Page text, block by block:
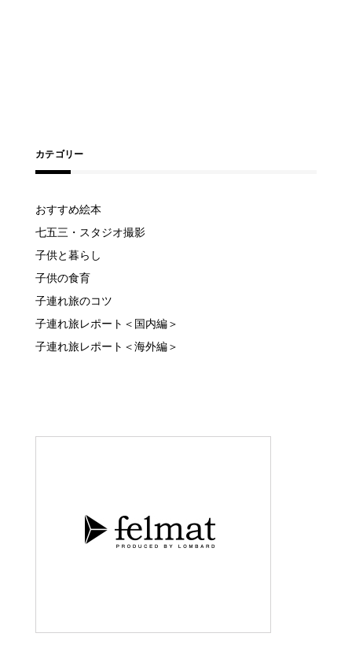
カテゴリー
おすすめ絵本
七五三・スタジオ撮影
子供と暮らし
子供の食育
子連れ旅のコツ
子連れ旅レポート＜国内編＞
子連れ旅レポート＜海外編＞